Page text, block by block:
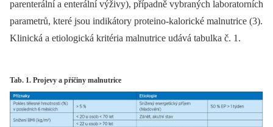
parenterální a enterální výživy), případně vybraných laboratorních
parametrů, které jsou indikátory proteino-kalorické malnutrice (3).
Klinická a etiologická kritéria malnutrice udává tabulka č. 1.
Tab. 1. Projevy a příčiny malnutrice